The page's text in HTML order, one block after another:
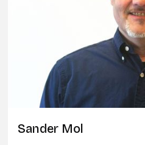
Sander Mol